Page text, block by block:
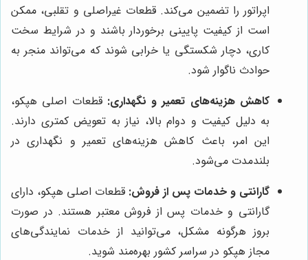
اپراتور را تضمین می‌کند. قطعات غیراصلی و تقلبی، ممکن
است از کیفیت پایینی برخوردار باشند و در شرایط سخت
کاری، دچار شکستگی یا خرابی شوند که می‌تواند منجر به
حوادث ناگوار شود.
کاهش هزینه‌های تعمیر و نگهداری: قطعات اصلی هپکو،
به دلیل کیفیت و دوام بالا، نیاز به تعویض کمتری دارند.
این امر، باعث کاهش هزینه‌های تعمیر و نگهداری در
بلندمدت می‌شود.
گارانتی و خدمات پس از فروش: قطعات اصلی هپکو، دارای
گارانتی و خدمات پس از فروش معتبر هستند. در صورت
بروز هرگونه مشکل، می‌توانید از خدمات نمایندگی‌های
مجاز هپکو در سراسر کشور بهره‌مند شوید.